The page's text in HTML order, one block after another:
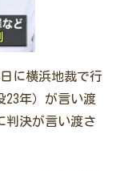
に横浜地裁で行
23年）が言い渡
決が言い渡さ